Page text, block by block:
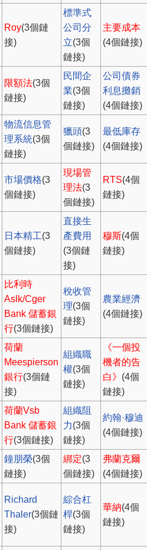
Roy(3個鏈
接)
標準式
公司分
立(3個
鏈接)
主要成本
(4個鏈接)
限額法(3個
鏈接)
民間企
業(3個
鏈接)
公司債券
利息攤銷
(4個鏈接)
物流信息管
理系統(3個
鏈接)
獵頭(3
個鏈接)
最低庫存
(4個鏈接)
市場價格(3
個鏈接)
現場管
理法(3
個鏈接)
RTS(4個
鏈接)
日本精工(3
個鏈接)
直接生
產費用
(3個鏈
接)
穆斯(4個
鏈接)
比利時
Aslk/Cger
Bank 儲蓄銀
行(3個鏈接)
稅收管
理(3個
鏈接)
農業經濟
(4個鏈接)
荷蘭
Meespierson
銀行(3個鏈
接)
組織職
權(3個
鏈接)
《一個投
機者的告
白》 (4個
鏈接)
荷蘭Vsb
Bank 儲蓄銀
行(3個鏈接)
組織阻
力(3個
鏈接)
約翰·穆迪
(4個鏈接)
鐘朋榮(3個
鏈接)
綁定(3
個鏈接)
弗蘭克爾
(4個鏈接)
Richard
Thaler(3個鏈
接)
綜合杠
桿(3個
鏈接)
華納(4個
鏈接)